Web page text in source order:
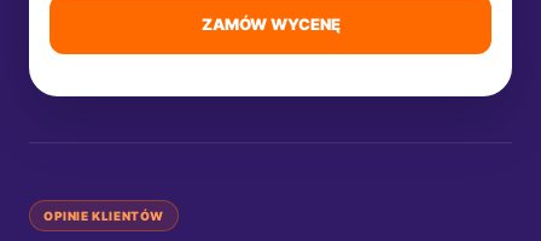
ZAMÓW WYCENĘ
OPINIE KLIENTÓW